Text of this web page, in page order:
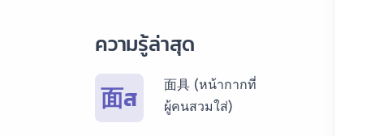
ลาว ราคาเริ่มต้น
บริการรับแปลภาษา
ความรู้ล่าสุด
面ส
面具 (หน้ากากที่
ผู้คนสวมใส่)